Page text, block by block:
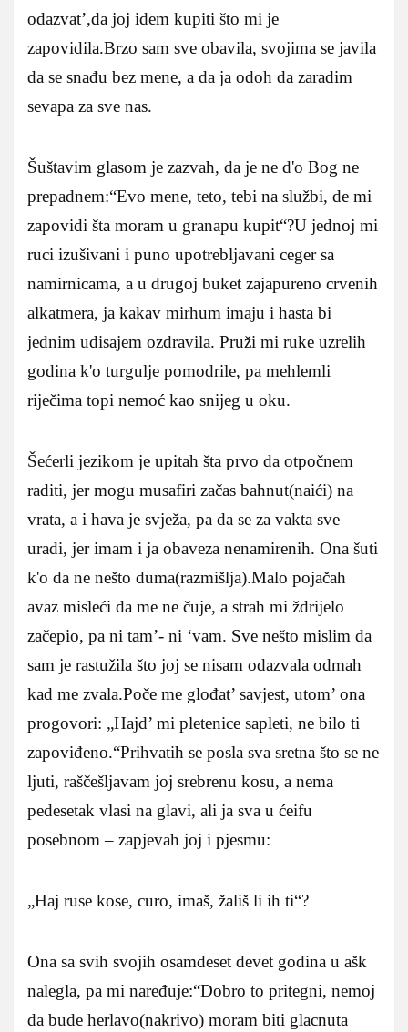
odazvat’,da joj idem kupiti što mi je
zapovidila.Brzo sam sve obavila, svojima se javila
da se snađu bez mene, a da ja odoh da zaradim
sevapa za sve nas.
Šuštavim glasom je zazvah, da je ne d'o Bog ne
prepadnem:“Evo mene, teto, tebi na službi, de mi
zapovidi šta moram u granapu kupit“?U jednoj mi
ruci izušivani i puno upotrebljavani ceger sa
namirnicama, a u drugoj buket zajapureno crvenih
alkatmera, ja kakav mirhum imaju i hasta bi
jednim udisajem ozdravila. Pruži mi ruke uzrelih
godina k'o turgulje pomodrile, pa mehlemli
riječima topi nemoć kao snijeg u oku.
Šećerli jezikom je upitah šta prvo da otpočnem
raditi, jer mogu musafiri začas bahnut(naići) na
vrata, a i hava je svježa, pa da se za vakta sve
uradi, jer imam i ja obaveza nenamirenih. Ona šuti
k'o da ne nešto duma(razmišlja).Malo pojačah
avaz misleći da me ne čuje, a strah mi ždrijelo
začepio, pa ni tam’- ni ‘vam. Sve nešto mislim da
sam je rastužila što joj se nisam odazvala odmah
kad me zvala.Poče me glođat’ savjest, utom’ ona
progovori: „Hajd’ mi pletenice sapleti, ne bilo ti
zapoviđeno.“Prihvatih se posla sva sretna što se ne
ljuti, raščešljavam joj srebrenu kosu, a nema
pedesetak vlasi na glavi, ali ja sva u ćeifu
posebnom – zapjevah joj i pjesmu:
„Haj ruse kose, curo, imaš, žališ li ih ti“?
Ona sa svih svojih osamdeset devet godina u ašk
nalegla, pa mi naređuje:“Dobro to pritegni, nemoj
da bude herlavo(nakrivo) moram biti glacnuta